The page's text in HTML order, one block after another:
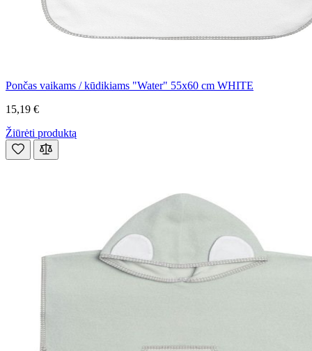
Pončas vaikams / kūdikiams "Water" 55x60 cm WHITE
15,19 €
Žiūrėti produktą